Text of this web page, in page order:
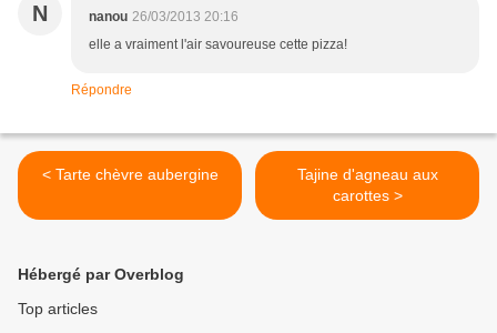
N nanou 26/03/2013 20:16
elle a vraiment l'air savoureuse cette pizza!
Répondre
< Tarte chèvre aubergine
Tajine d'agneau aux
carottes >
Hébergé par Overblog
Top articles